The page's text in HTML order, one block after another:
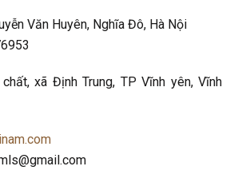
Văn Huyên, Nghĩa Đô, Hà Nội
xã Định Trung, TP Vĩnh yên, Vĩnh